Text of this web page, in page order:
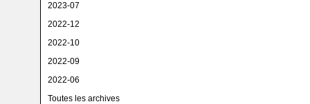
2023-07
2022-12
2022-10
2022-09
2022-06
Toutes les archives